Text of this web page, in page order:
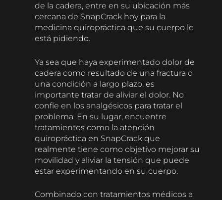
de la cadera, entre en su ubicación más
cercana de SnapCrack hoy para la
medicina quiropráctica que su cuerpo le
está pidiendo.
Ya sea que haya experimentado dolor de
cadera como resultado de una fractura o
una condición a largo plazo, es
importante tratar de aliviar el dolor. No
confíe en los analgésicos para tratar el
problema. En su lugar, encuentre
tratamientos como la atención
quiropráctica en SnapCrack que
realmente tiene como objetivo mejorar su
movilidad y aliviar la tensión que puede
estar experimentando en su cuerpo.
Combinado con tratamientos médicos a